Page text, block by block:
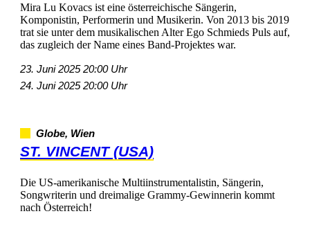
MiraLuKovacsisteineösterreichischeSängerin,
Komponistin,PerformerinundMusikerin.Von2013bis2019
tratsieunterdemmusikalischenAlterEgoSchmiedsPulsauf,
daszugleichderNameeinesBand-Projekteswar.
23.Juni202520:00Uhr
24.Juni202520:00Uhr
Globe,Wien
ST.VINCENT(USA)
DieUS-amerikanischeMultiinstrumentalistin,Sängerin,
SongwriterinunddreimaligeGrammy-Gewinnerinkommt
nachÖsterreich!